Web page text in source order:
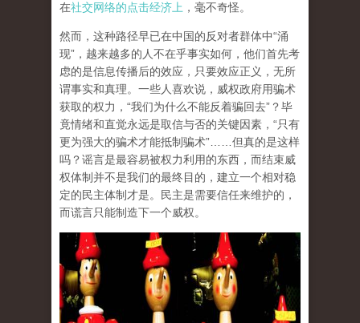
在社交网络的点击经济上 ，毫不奇怪。
然而，这种路径早已在中国的反对者群体中“涌
现”，越来越多的人不在乎事实如何，他们首先考
虑的是信息传播后的效应，只要效应正义，无所
谓事实和真理。一些人喜欢说，威权政府用骗术
获取的权力，“我们为什么不能反着骗回去”？毕
竟情绪和直觉永远是取信与否的关键因素，“只有
更为强大的骗术才能抵制骗术”……但真的是这样
吗？谣言是最容易被权力利用的东西，而结束威
权体制并不是我们的最终目的，建立一个相对稳
定的民主体制才是。民主是需要信任来维护的，
而谎言只能制造下一个威权。